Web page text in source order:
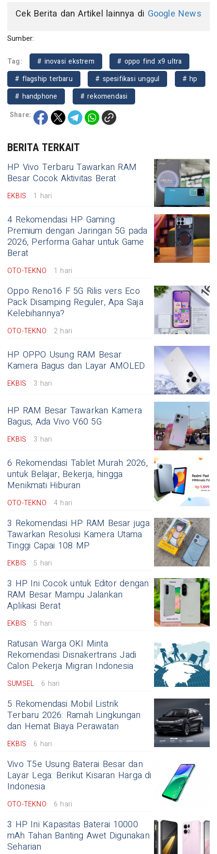
Cek Berita dan Artikel lainnya di Google News
Sumber:
Tag: # inovasi ekstrem
# oppo find x9 ultra
# flagship terbaru
# spesifikasi unggul
# hp
# handphone
# rekomendasi
Share:
BERITA TERKAIT
HP Vivo Terbaru Tawarkan RAM
Besar Cocok Aktivitas Berat
EKBIS 1 hari
4 Rekomendasi HP Gaming
Premium dengan Jaringan 5G pada
2026, Performa Gahar untuk Game
Berat
OTO-TEKNO 1 hari
Oppo Reno16 F 5G Rilis vers Eco
Pack Disamping Reguler, Apa Saja
Kelebihannya?
OTO-TEKNO 2 hari
HP OPPO Usung RAM Besar
Kamera Bagus dan Layar AMOLED
EKBIS 3 hari
HP RAM Besar Tawarkan Kamera
Bagus, Ada Vivo V60 5G
EKBIS 3 hari
6 Rekomendasi Tablet Murah 2026,
untuk Belajar, Bekerja, hingga
Menikmati Hiburan
OTO-TEKNO 4 hari
3 Rekomendasi HP RAM Besar juga
Tawarkan Resolusi Kamera Utama
Tinggi Capai 108 MP
EKBIS 5 hari
3 HP Ini Cocok untuk Editor dengan
RAM Besar Mampu Jalankan
Aplikasi Berat
EKBIS 5 hari
Ratusan Warga OKI Minta
Rekomendasi Disnakertrans Jadi
Calon Pekerja Migran Indonesia
SUMSEL 6 hari
5 Rekomendasi Mobil Listrik
Terbaru 2026: Ramah Lingkungan
dan Hemat Biaya Perawatan
EKBIS 6 hari
Vivo T5e Usung Baterai Besar dan
Layar Lega: Berikut Kisaran Harga di
Indonesia
OTO-TEKNO 6 hari
3 HP Ini Kapasitas Baterai 10000
mAh Tahan Banting Awet Digunakan
Seharian